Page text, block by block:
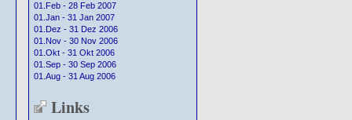
01.Feb - 28 Feb 2007
01.Jan - 31 Jan 2007
01.Dez - 31 Dez 2006
01.Nov - 30 Nov 2006
01.Okt - 31 Okt 2006
01.Sep - 30 Sep 2006
01.Aug - 31 Aug 2006
Links